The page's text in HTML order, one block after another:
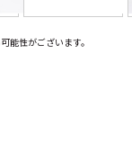
能性がございます。